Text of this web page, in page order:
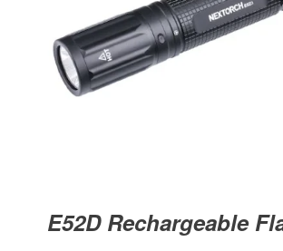
E52D Rechargeable